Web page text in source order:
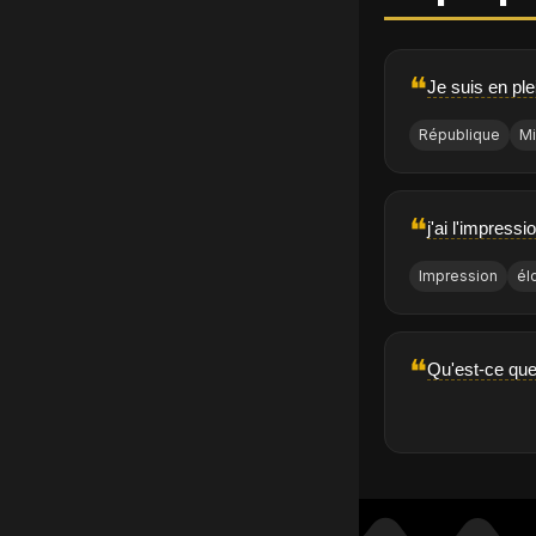
❝Je suis en
République
❝j'ai
Impression
❝Qu'est-ce